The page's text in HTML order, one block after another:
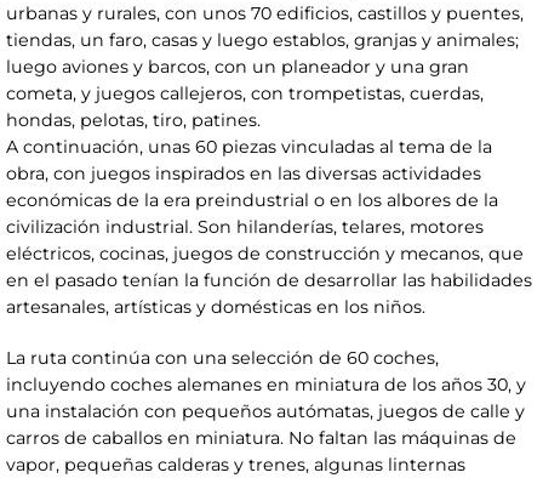
urbanas y rurales, con unos 70 edificios, castillos y puentes,
tiendas, un faro, casas y luego establos, granjas y animales;
luego aviones y barcos, con un planeador y una gran
cometa, y juegos callejeros, con trompetistas, cuerdas,
hondas, pelotas, tiro, patines.
A continuación, unas 60 piezas vinculadas al tema de la
obra, con juegos inspirados en las diversas actividades
económicas de la era preindustrial o en los albores de la
civilización industrial. Son hilanderías, telares, motores
eléctricos, cocinas, juegos de construcción y mecanos, que
en el pasado tenían la función de desarrollar las habilidades
artesanales, artísticas y domésticas en los niños.
La ruta continúa con una selección de 60 coches,
incluyendo coches alemanes en miniatura de los años 30, y
una instalación con pequeños autómatas, juegos de calle y
carros de caballos en miniatura. No faltan las máquinas de
vapor, pequeñas calderas y trenes, algunas linternas